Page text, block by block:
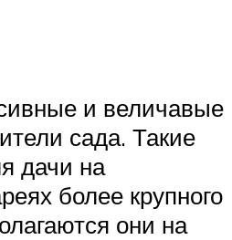
и величавые
сада. Такие
дачи на
более крупного
они на